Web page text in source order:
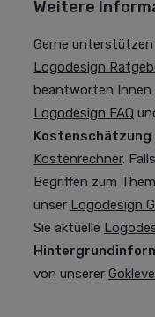
Weitere
Gerne
Logodesign
beantworten Ihnen
Logodesign FAQ
Kostenschätzung
Kostenrechner.
Begriffen zum
unser Logodesign
Sie aktuelle
von unserer